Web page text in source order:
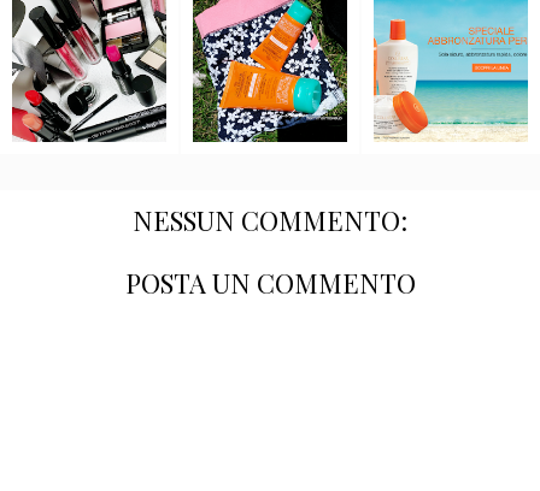
NESSUN COMMENTO:
POSTA UN COMMENTO